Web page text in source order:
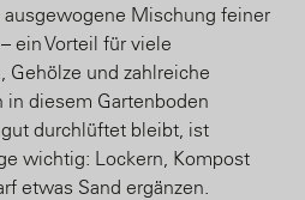
Mischung feiner
ein Vorteil für viele
Gehölze und zahlreiche
diesem Gartenboden
durchlüftet bleibt, ist
wichtig: Lockern, Kompost
etwas Sand ergänzen.